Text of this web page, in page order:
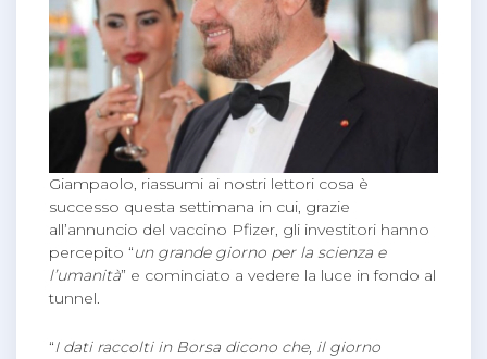
Giampaolo, riassumi ai nostri lettori cosa è
successo questa settimana in cui, grazie
all’annuncio del vaccino Pfizer, gli investitori hanno
percepito “un grande giorno per la scienza e
l’umanità” e cominciato a vedere la luce in fondo al
tunnel.
“I dati raccolti in Borsa dicono che, il giorno